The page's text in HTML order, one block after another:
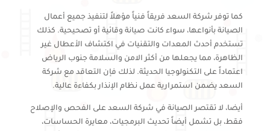
كما توفر شركة السعد فريقاً فنياً مؤهلاً لتنفيذ جميع أعمال
الصيانة بأنواعها، سواء كانت صيانة وقائية أو تصحيحية. كذلك
تستخدم أحدث المعدات والتقنيات في اكتشاف الأعطال غير
الظاهرة، مما يجعلها من أكثر الامن والسلامة جنوب الرياض
اعتماداً على التكنولوجيا الحديثة. لذلك فإن التعاقد مع شركة
السعد يضمن استمرارية عمل نظام الإنذار بكفاءة عالية.
أيضا، لا تقتصر الصيانة في شركة السعد على الفحص والإصلاح
فقط، بل تشمل أيضاً تحديث البرمجيات، معايرة الحساسات،